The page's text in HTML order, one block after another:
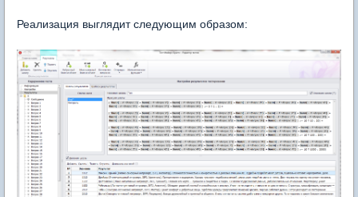
Реализация выглядит следующим образом: